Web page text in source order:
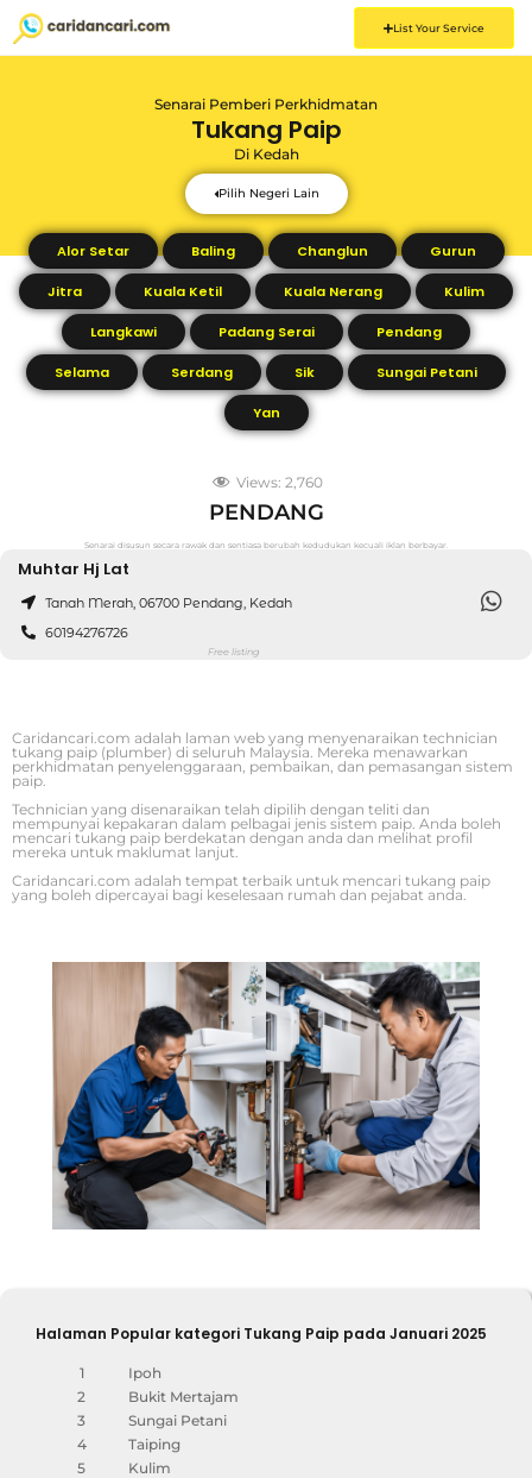
List Your Service
Senarai Pemberi Perkhidmatan
Tukang Paip
Di Kedah
Pilih Negeri Lain
Alor Setar Baling Changlun Gurun
Jitra Kuala Ketil Kuala Nerang Kulim
Langkawi Padang Serai Pendang
Selama Serdang Sik Sungai Petani
Yan
Views: 2,760
PENDANG
Senarai disusun secara rawak dan sentiasa berubah kedudukan kecuali iklan berbayar.
Muhtar Hj Lat
Tanah Merah, 06700 Pendang, Kedah
60194276726
Free listing
Caridancari.com adalah laman web yang menyenaraikan technician
tukang paip (plumber) di seluruh Malaysia. Mereka menawarkan
perkhidmatan penyelenggaraan, pembaikan, dan pemasangan sistem
paip.
Technician yang disenaraikan telah dipilih dengan teliti dan
mempunyai kepakaran dalam pelbagai jenis sistem paip. Anda boleh
mencari tukang paip berdekatan dengan anda dan melihat profil
mereka untuk maklumat lanjut.
Caridancari.com adalah tempat terbaik untuk mencari tukang paip
yang boleh dipercayai bagi keselesaan rumah dan pejabat anda.
Halaman Popular kategori Tukang Paip pada Januari 2025
1
Ipoh
2
Bukit Mertajam
3
Sungai Petani
4
Taiping
5
Kulim